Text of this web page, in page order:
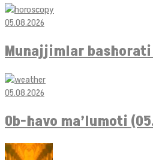
05.08.2026
Munajjimlar bashorati
05.08.2026
Ob-havo ma’lumoti